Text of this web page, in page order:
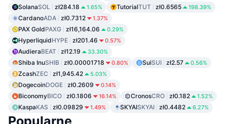
SolanaSOL zł284.18 1.65% TutorialTUT zł0.6565 198.39%
CardanoADA zł0.7312 1.37%
PAX GoldPAXG zł16,164.06 0.29%
HyperliquidHYPE zł201.46 0.57%
AudieraBEAT zł12.19 33.30%
Shiba InuSHIB zł0.00001718 0.80% SuiSUI zł2.57 0.56%
ZcashZEC zł1,945.42 5.03%
DogecoinDOGE zł0.2609 0.14%
BiconomyBICO zł0.1806 16.14% CronosCRO zł0.182 1.52%
KaspaKAS zł0.09829 1.49% SKYAISKYAI zł0.4482 6.27%
Popularne